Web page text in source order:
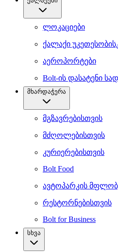
ლოკაციები
ქალაქი
აეროპორტები
Bolt-ის დასატენი
მხარდაჭერა
მგზავრებისთვის
მძღოლებისთვის
კურიერებისთვის
Bolt Food
ავტოპარკის
რესტორნებისთვის
Bolt for Business
სხვა